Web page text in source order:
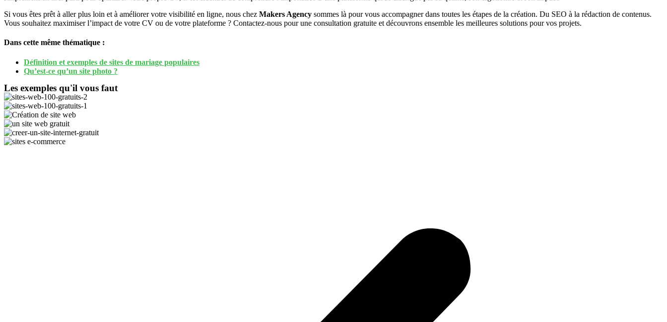
Si vous êtes prêt à aller plus loin et à améliorer votre visibilité en ligne, nous chez Makers Agency sommes là pour vous accompagner dans toutes les étapes de la création. Du SEO à la rédaction de contenus.
Vous souhaitez maximiser l’impact de votre CV ou de votre plateforme ? Contactez-nous pour une consultation gratuite et découvrons ensemble les meilleures solutions pour vos projets.
Dans cette même thématique :
Définition et exemples de sites de mariage populaires
Qu’est-ce qu’un site photo ?
Les exemples qu'il vous faut